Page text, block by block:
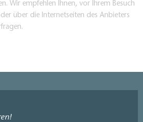
Wir empfehlen Ihnen, vor Ihrem Besuch
über die Internetseiten des Anbieters